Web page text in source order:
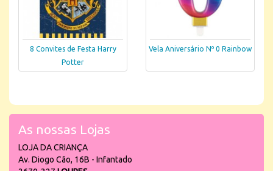
8 Convites de Festa Harry
Potter
Vela Aniversário Nº 0 Rainbow
As nossas Lojas
LOJA DA CRIANÇA
Av. Diogo Cão, 16B - Infantado